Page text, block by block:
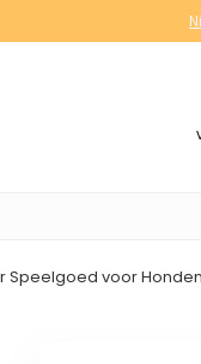
Speelgoed voor